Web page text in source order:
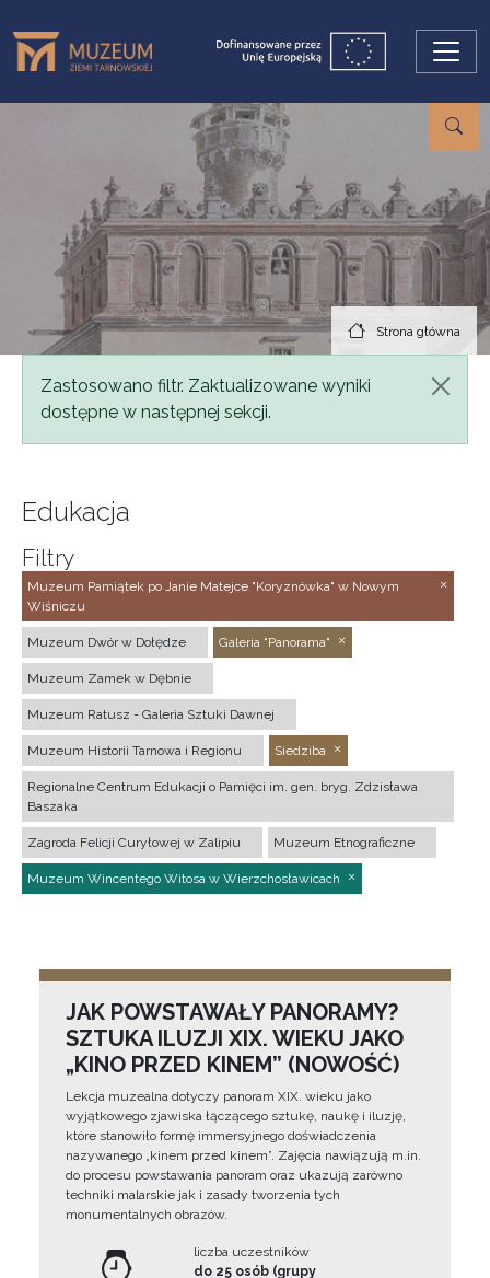
Strona główna
Komunikat
Zastosowano filtr. Zaktualizowane wyniki
dostępne w następnej sekcji.
Edukacja
Filtry
Muzeum Pamiątek po Janie Matejce "Koryznówka" w Nowym
Wiśniczu
Muzeum Dwór w Dołędze Galeria "Panorama"
Muzeum Zamek w Dębnie
Muzeum Ratusz - Galeria Sztuki Dawnej
Muzeum Historii Tarnowa i Regionu Siedziba
Regionalne Centrum Edukacji o Pamięci im. gen. bryg. Zdzisława
Baszaka
Zagroda Felicji Curyłowej w Zalipiu Muzeum Etnograficzne
Muzeum Wincentego Witosa w Wierzchosławicach
JAK POWSTAWAŁY PANORAMY?
SZTUKA ILUZJI XIX. WIEKU JAKO
„KINO PRZED KINEM” (NOWOŚĆ)
Lekcja muzealna dotyczy panoram XIX. wieku jako
wyjątkowego zjawiska łączącego sztukę, naukę i iluzję,
które stanowiło formę immersyjnego doświadczenia
nazywanego „kinem przed kinem”. Zajęcia nawiązują m.in.
do procesu powstawania panoram oraz ukazują zarówno
techniki malarskie jak i zasady tworzenia tych
monumentalnych obrazów.
liczba uczestników
do 25 osób (grupy